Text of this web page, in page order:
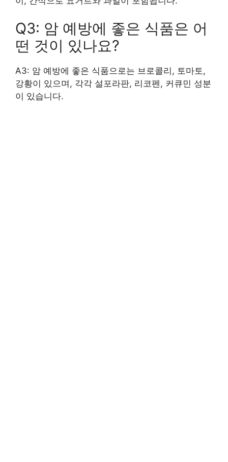
Q3: 암 예방에 좋은 식품은 어
떤 것이 있나요?
A3: 암 예방에 좋은 식품으로는 브로콜리, 토마토,
강황이 있으며, 각각 설포라판, 리코펜, 커큐민 성분
이 있습니다.